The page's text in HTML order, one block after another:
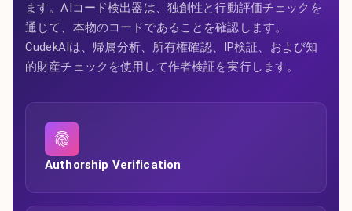
ます。AIコード検出器は、独創性と行動評価チェックを
通じて、本物のコードであることを確認します。
CudekAIは、帰属分析、所有権確認、IP検証、および知
的財産チェックを使用して作者検証を実行します。
Authorship Verification